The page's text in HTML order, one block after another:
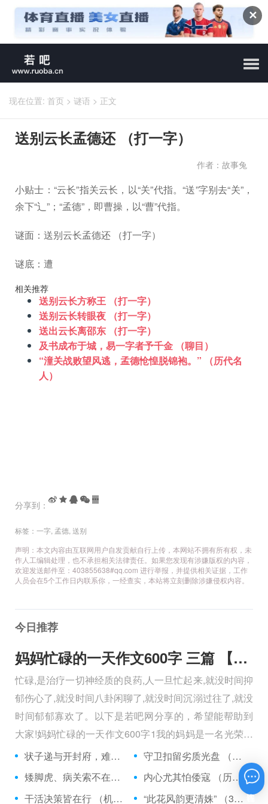
✕
现在位置: 首页 > 谜语 > 正文
送别云长孟德还 （打一字）
作者：故事兔
小贴士：“云长”指关云长，以“关”代指。“送”字别去“关”，
余下“辶”；“孟德”，即曹操，以“曹”代指。
谜面：送别云长孟德还 （打一字）
谜底：遭
相关推荐
送别云长方称王 （打一字）
送别云长转眼夜 （打一字）
送出云长离邵东 （打一字）
及书成布于城，易一字者予千金 （聊目）
“潼关战败望风逃，孟德怆惶脱锦袍。” （历代名
人）
分享到：
标签： 一字 孟德 送别
声明：本文内容由互联网用户自发贡献自行上传，本网站不拥有所有权，未
作人工编辑处理，也不承担相关法律责任。如果您发现有涉嫌版权的内容，
欢迎发送邮件至：403855638#qq.com 进行举报，并提供相关证据，工作
人员会在5个工作日内联系你，一经查实，本站将立刻删除涉嫌侵权内容。
今日推荐
妈妈忙碌的一天作文600字 三篇 【600字】
忙碌,是治疗一切神经质的良药,人一旦忙起来,就没时间抑
郁伤心了,就没时间八卦闲聊了,就没时间沉溺过往了,就没
时间郁郁寡欢了。以下是若吧网分享的，希望能帮助到
大家!妈妈忙碌的一天作文600字1我的妈妈是一名光荣的
人民警察，她总有做不完的事情。
状子递与开封府，难忍怒气心中生 （5字口语）
守卫扣留劣质光盘 （5字常言）
矮脚虎、病关索不在，智多星、行者前往此处 （七字俗语）
内心尤其怕倭寇 （历法用语一卷帘）
干活决策皆在行 （机构简称二）
“此花风韵更清姝” （3字手机品牌）